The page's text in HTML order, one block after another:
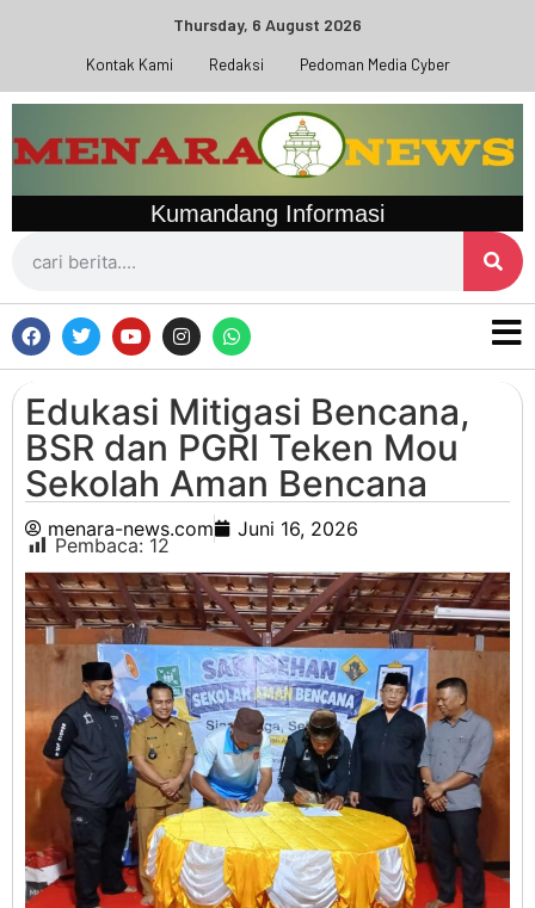
Thursday, 6 August 2026
Kontak Kami Redaksi Pedoman Media Cyber
Kumandang Informasi
Edukasi Mitigasi Bencana,
BSR dan PGRI Teken Mou
Sekolah Aman Bencana
menara-news.com Juni 16, 2026
Pembaca: 12